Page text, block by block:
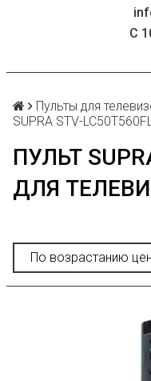
С
Пульты для
SUPRA STV-
ПУЛЬТ
ДЛЯ